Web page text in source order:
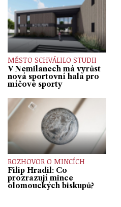
MĚSTO SCHVÁLILO STUDII
V Nemilanech má vyrůst
nová sportovní hala pro
míčové sporty
ROZHOVOR O MINCÍCH
Filip Hradil: Co
prozrazují mince
olomouckých biskupů?